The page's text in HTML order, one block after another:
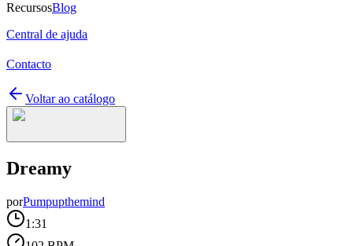
RecursosBlog
Central de ajuda
Contacto
Voltar ao catálogo
Dreamy
porPumpupthemind
1:31